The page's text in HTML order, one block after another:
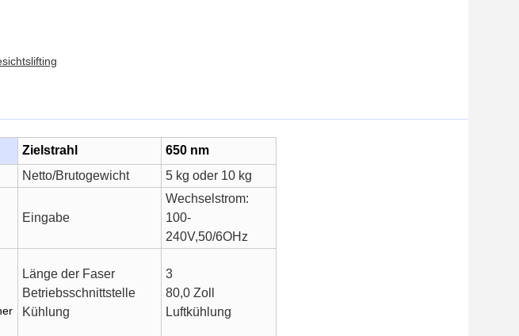
Zielstrahl
650 nm
Netto/Brutogewicht 5 kg oder 10 kg
Eingabe
Wechselstrom:
100-
240V,50/6OHz
Länge der Faser
Betriebsschnittstelle
Kühlung
3
80,0 Zoll
Luftkühlung